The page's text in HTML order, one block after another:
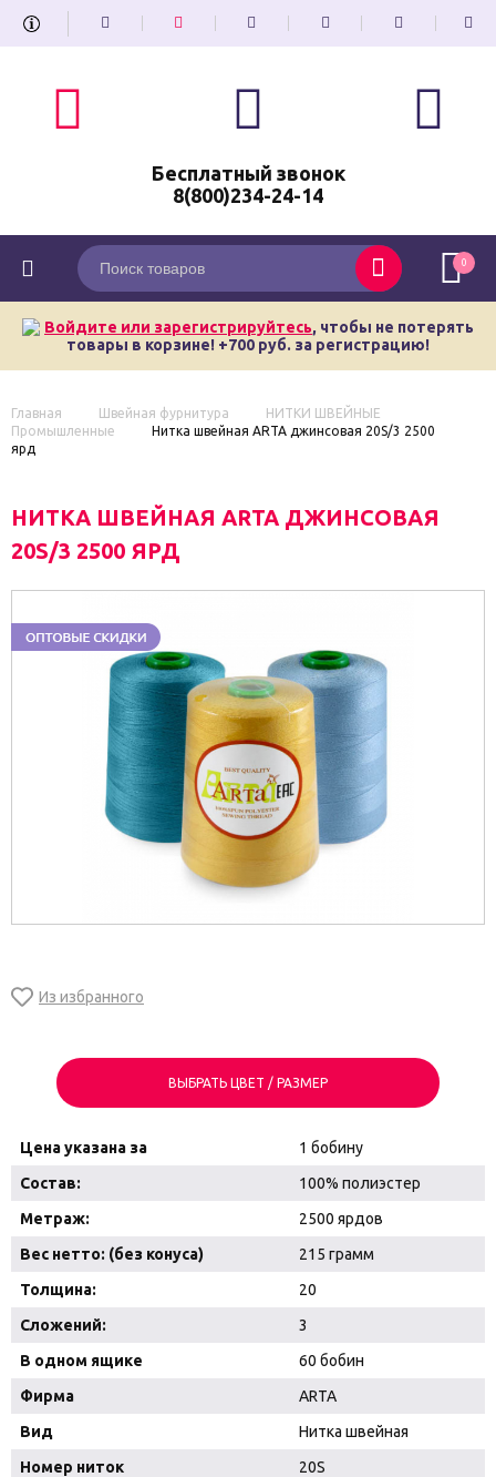
Бесплатный звонок
8(800)234-24-14
0
Войдите или зарегистрируйтесь, чтобы не потерять
товары в корзине! +700 руб. за регистрацию!
Главная Швейная фурнитура
НИТКИ ШВЕЙНЫЕ
Промышленные
Нитка швейная ARTA джинсовая 20S/3 2500
ярд
НИТКА ШВЕЙНАЯ ARTA ДЖИНСОВАЯ
20S/3 2500 ЯРД
ВЫБРАТЬ ЦВЕТ / РАЗМЕР
Цена указана за
1 бобину
Состав:
100% полиэстер
Метраж:
2500 ярдов
Вес нетто: (без конуса)
215 грамм
Толщина:
20
Сложений:
3
В одном ящике
60 бобин
Фирма
ARTA
Вид
Нитка швейная
Номер ниток
20S